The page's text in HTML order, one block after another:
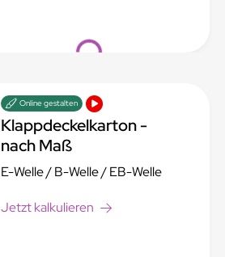
Loading...
Online gestalten
Klappdeckelkarton -
nach Maß
E-Welle / B-Welle / EB-Welle
Jetzt kalkulieren